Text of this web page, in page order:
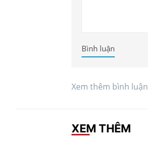
Bình luận
Xem thêm bình luận
XEM THÊM